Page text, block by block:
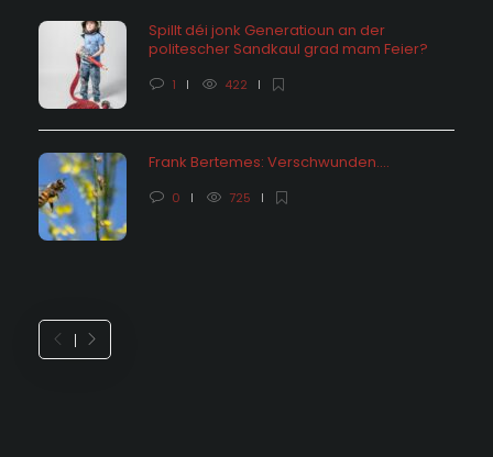
Spillt déi jonk Generatioun an der
politescher Sandkaul grad mam Feier?
1 422
Frank Bertemes: Verschwunden….
0 725